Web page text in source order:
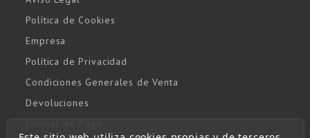
Política de Cookies
Empresa
Política de Privacidad
Condiciones Generales de Venta
Devoluciones